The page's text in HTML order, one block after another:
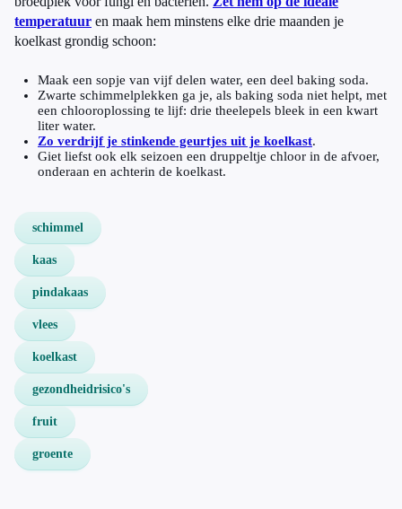
temperatuur en maak hem minstens elke drie maanden je
koelkast grondig schoon:
Maak een sopje van vijf delen water, een deel baking soda.
Zwarte schimmelplekken ga je, als baking soda niet helpt, met
een chlooroplossing te lijf: drie theelepels bleek in een kwart
liter water.
Zo verdrijf je stinkende geurtjes uit je koelkast.
Giet liefst ook elk seizoen een druppeltje chloor in de afvoer,
onderaan en achterin de koelkast.
schimmel
kaas
pindakaas
vlees
koelkast
gezondheidrisico's
fruit
groente